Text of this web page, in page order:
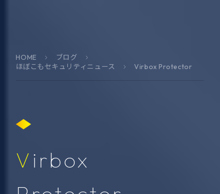
HOME
ブログ
ほぼこもセキュリティニュース
Virbox Protector
Virbox